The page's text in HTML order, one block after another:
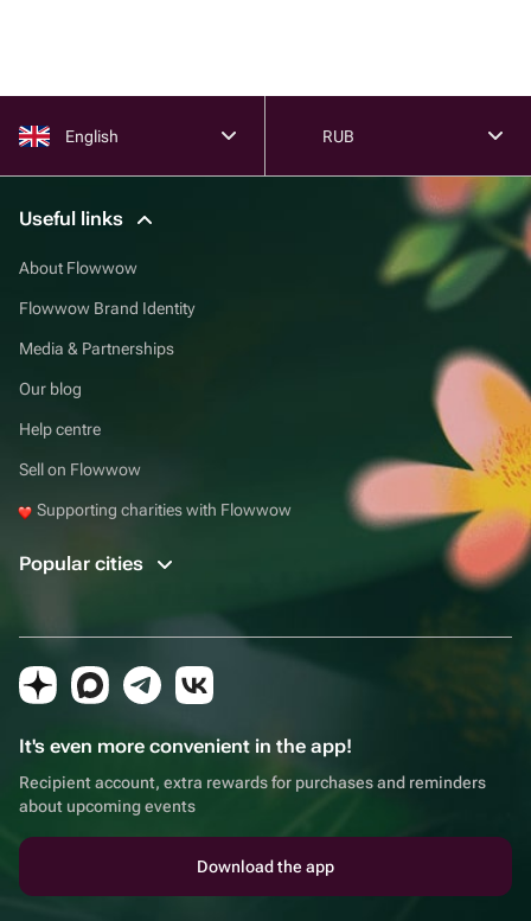
English RUB
Useful links
About Flowwow
Flowwow Brand Identity
Media & Partnerships
Our blog
Help centre
Sell on Flowwow
Supporting charities with Flowwow
Popular cities
It's even more convenient in the app!
Recipient account, extra rewards for purchases and reminders
about upcoming events
Download the app